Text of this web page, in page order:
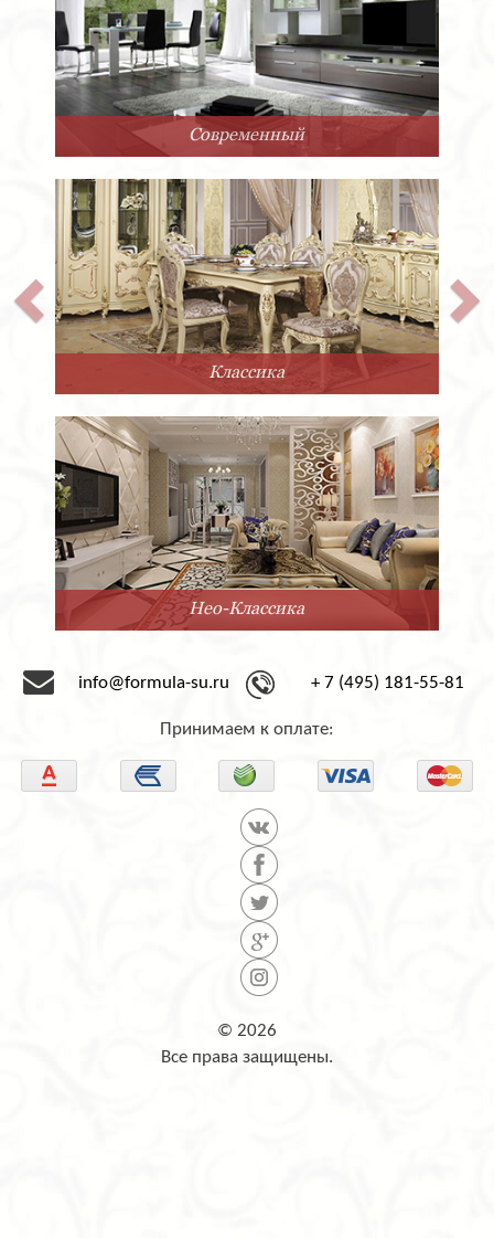
Современный
Классика
Нео-Классика
info@formula-su.ru + 7 (495) 181-55-81
Принимаем к оплате:
© 2026
Все права защищены.